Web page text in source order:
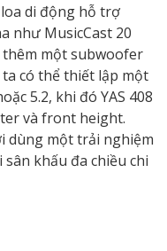
di động hỗ trợ
như MusicCast 20
thêm một subwoofer
ta có thể thiết lập một
5.2, khi đó YAS 408
và front height.
dùng một trải nghiệm
khấu đa chiều chi